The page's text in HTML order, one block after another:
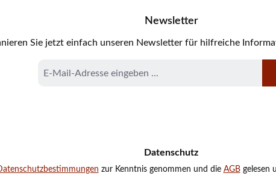
Newsletter
Sie jetzt einfach unseren Newsletter für hilfreiche
Mail-
Datenschutz
zur Kenntnis genommen und die AGBgelesen